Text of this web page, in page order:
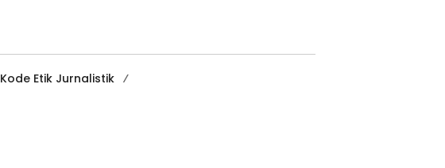
Kode Etik Jurnalistik